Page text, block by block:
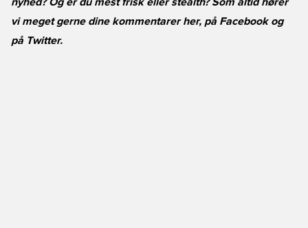
vi meget gerne dine kommentarer her, på Facebookog
på Twitter.